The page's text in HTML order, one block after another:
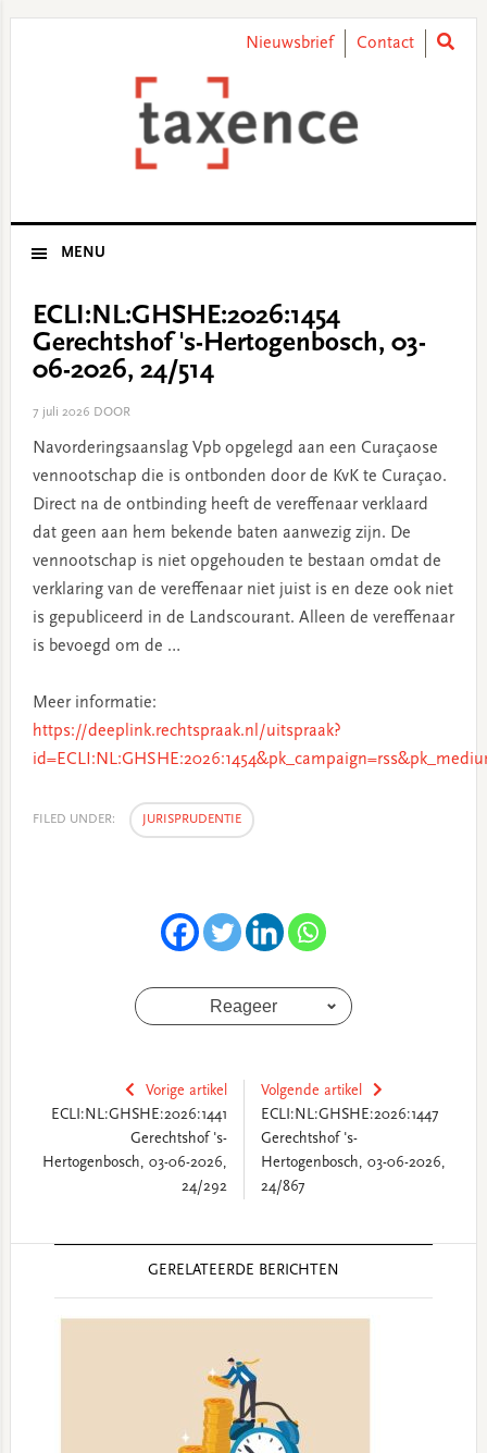
Nieuwsbrief Contact
MENU
ECLI:NL:GHSHE:2026:1454
Gerechtshof 's-Hertogenbosch, 03-
06-2026, 24/514
7 juli 2026 DOOR
Navorderingsaanslag Vpb opgelegd aan een Curaçaose
vennootschap die is ontbonden door de KvK te Curaçao.
Direct na de ontbinding heeft de vereffenaar verklaard
dat geen aan hem bekende baten aanwezig zijn. De
vennootschap is niet opgehouden te bestaan omdat de
verklaring van de vereffenaar niet juist is en deze ook niet
is gepubliceerd in de Landscourant. Alleen de vereffenaar
is bevoegd om de …
Meer informatie:
https://deeplink.rechtspraak.nl/uitspraak?
FILED UNDER: JURISPRUDENTIE
Reageer
Vorige artikel
ECLI:NL:GHSHE:2026:1441
Gerechtshof 's-
Hertogenbosch, 03-06-2026,
24/292
Volgende artikel
ECLI:NL:GHSHE:2026:1447
Gerechtshof 's-
Hertogenbosch, 03-06-2026,
24/867
GERELATEERDE BERICHTEN